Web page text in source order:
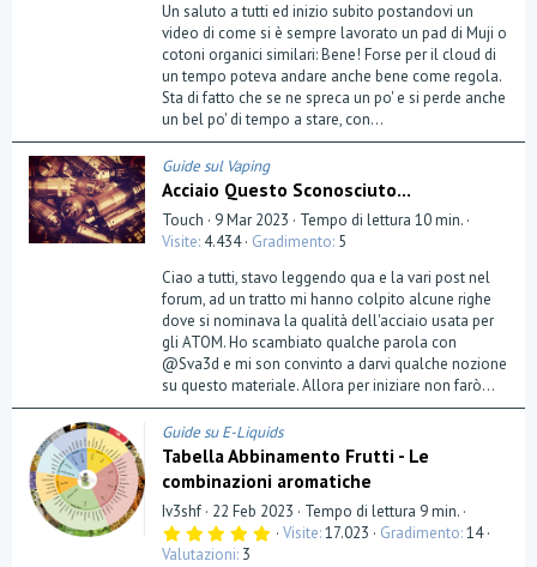
s
e
l
l
a
(
e
)
Un saluto a tutti ed inizio subito postandovi un
video di come si è sempre lavorato un pad di Muji o
cotoni organici similari: Bene! Forse per il cloud di
un tempo poteva andare anche bene come regola.
Sta di fatto che se ne spreca un po' e si perde anche
un bel po' di tempo a stare, con...
Guide sul Vaping
Acciaio Questo Sconosciuto...
Touch 9 Mar 2023
Tempo di lettura 10 min.
Visite 4.434 Gradimento 5
Ciao a tutti, stavo leggendo qua e la vari post nel
forum, ad un tratto mi hanno colpito alcune righe
dove si nominava la qualità dell'acciaio usata per
gli ATOM. Ho scambiato qualche parola con
@Sva3d e mi son convinto a darvi qualche nozione
su questo materiale. Allora per iniziare non farò...
Guide su E-Liquids
Tabella Abbinamento Frutti - Le
combinazioni aromatiche
Iv3shf 22 Feb 2023
Tempo di lettura 9 min.
5 Visite 17.023 Gradimento 14
Valutazioni 3